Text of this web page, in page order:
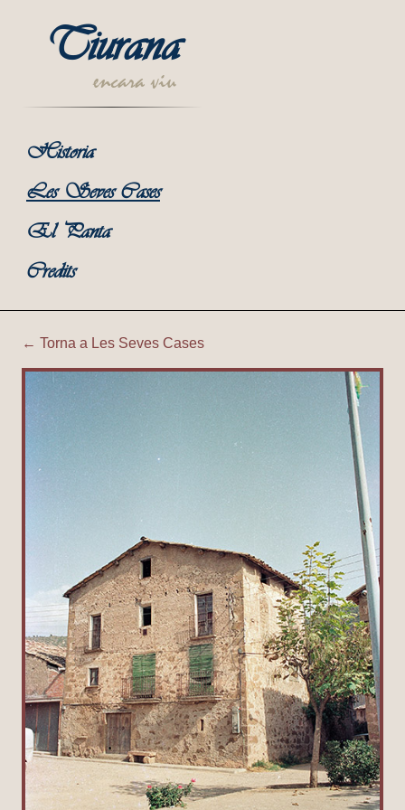
Tiurana
encara viu
Historia
Les Seves Cases
El Panta
Credits
Tiurana | Ca l'Evaristo
← Torna a Les Seves Cases